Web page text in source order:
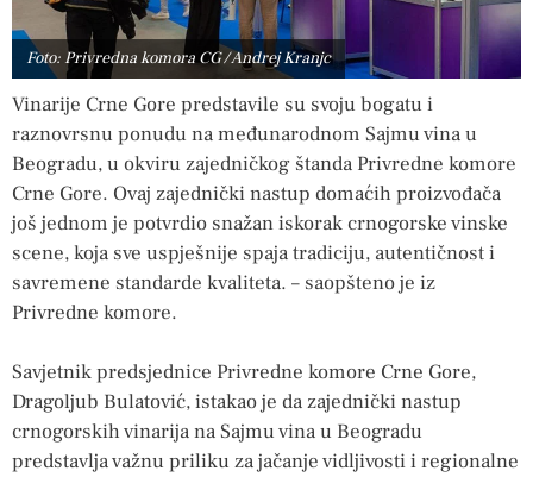
Foto: Privredna komora CG / Andrej Kranjc
Vinarije Crne Gore predstavile su svoju bogatu i
raznovrsnu ponudu na međunarodnom Sajmu vina u
Beogradu, u okviru zajedničkog štanda Privredne komore
Crne Gore. Ovaj zajednički nastup domaćih proizvođača
još jednom je potvrdio snažan iskorak crnogorske vinske
scene, koja sve uspješnije spaja tradiciju, autentičnost i
savremene standarde kvaliteta. – saopšteno je iz
Privredne komore.
Savjetnik predsjednice Privredne komore Crne Gore,
Dragoljub Bulatović, istakao je da zajednički nastup
crnogorskih vinarija na Sajmu vina u Beogradu
predstavlja važnu priliku za jačanje vidljivosti i regionalne